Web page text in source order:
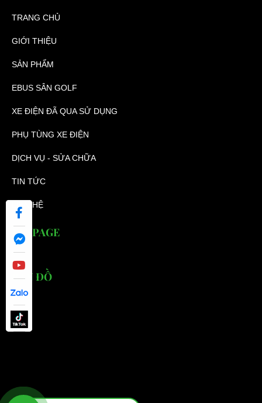
TRANG CHỦ
GIỚI THIỆU
SẢN PHẨM
EBUS SÂN GOLF
XE ĐIỆN ĐÃ QUA SỬ DỤNG
PHỤ TÙNG XE ĐIỆN
DỊCH VỤ - SỬA CHỮA
TIN TỨC
LIÊN HỆ
FANPAGE
BẢN ĐỒ